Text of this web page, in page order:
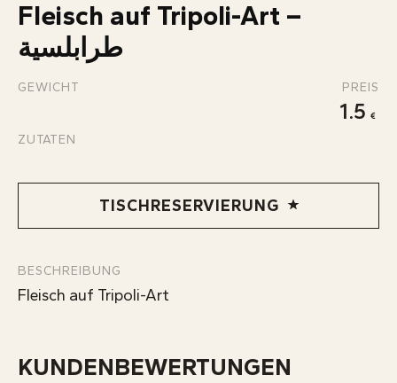
ÜBER UNS
KONTAKT
INFOS
Fleisch auf Tripoli-Art –
طرابلسية
GEWICHT PREIS
1.5
ZUTATEN
TISCHRESERVIERUNG
BESCHREIBUNG
Fleisch auf Tripoli-Art
KUNDENBEWERTUNGEN